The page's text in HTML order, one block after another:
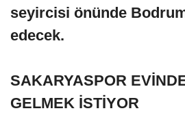
seyircisi önünde
edecek.
SAKARYASPOR
GELMEK İSTİYOR